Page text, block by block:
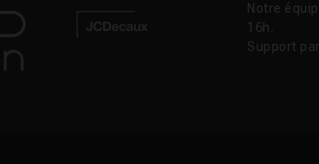
Notre
16h.
Support par